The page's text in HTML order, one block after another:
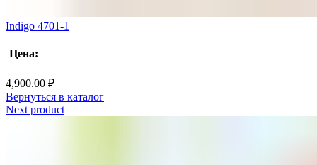
Indigo 4701-1
Цена:
4,900.00 ₽
Вернуться в каталог
Next product